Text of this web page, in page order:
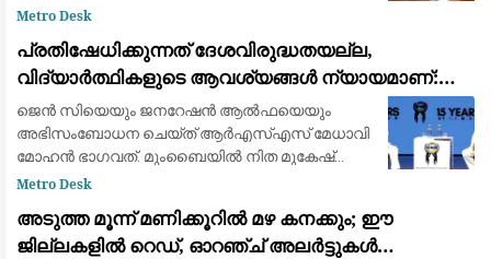
ആഭ്യന്തരമന്ത്രി അമിത്ഷായുമായി വീണ്ടും
നേതൃത്വങ്ങൾ. ഒരാഴ്ചയ്ക
Metro Desk
പ്രതിഷേധിക്കുന്നത് ദേശവിരുദ്ധതയല്ല,
വിദ്യാർത്ഥികളുടെ ആവശ്യങ്ങൾ ന്യായമാണ്:
ആർ.എസ്.എസ് മേധാവി മോഹൻ ഭാഗവത്
ജെൻ സിയെയും ജനറേഷൻ ആൽഫയെയും
അഭിസംബോധന ചെയ്ത് ആർഎസ്എസ് മേധാവി
മോഹൻ ഭാഗവത്. മുംബൈയിൽ നിത മുകേഷ്
അംബാനി കൾച്ചറൽ സെൻ്ററിൽ നടക്കുന്ന
ചാമ്പ്യൻഷിപ്പ് കോൺഫറൻസിന്റെ ഉദ്ഘാടന
പ്രസംഗത്തില
Metro Desk
അടുത്ത മൂന്ന് മണിക്കൂറിൽ മഴ കനക്കും; ഈ
ജില്ലകളിൽ റെഡ്, ഓറഞ്ച് അലർട്ടുകൾ